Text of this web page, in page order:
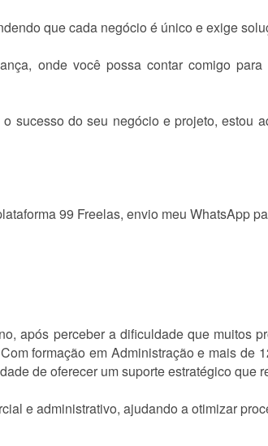
que cada negócio é único e exige
onde você possa contar comigo
sucesso do seu negócio e projeto, estou
99 Freelas, envio meu WhatsApp
após perceber a dificuldade que muitos
formação em Administração e mais de
de oferecer um suporte estratégico que
e administrativo, ajudando a otimizar